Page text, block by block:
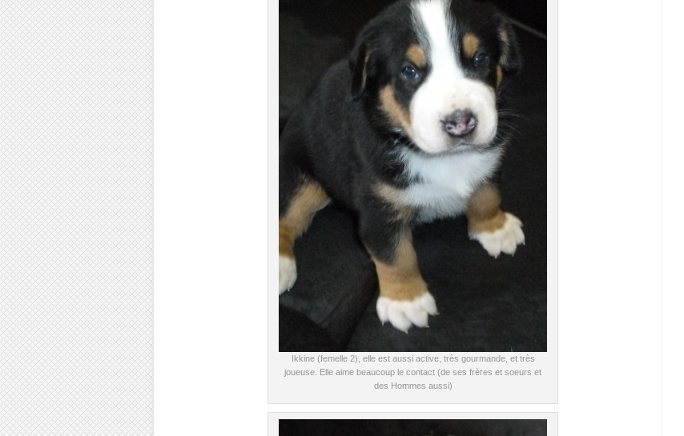
Ikkine (femelle 2), elle est aussi active, très gourmande, et très
joueuse. Elle aime beaucoup le contact (de ses frères et soeurs et
des Hommes aussi)